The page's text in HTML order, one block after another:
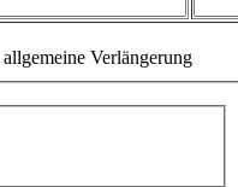
Verlängerung